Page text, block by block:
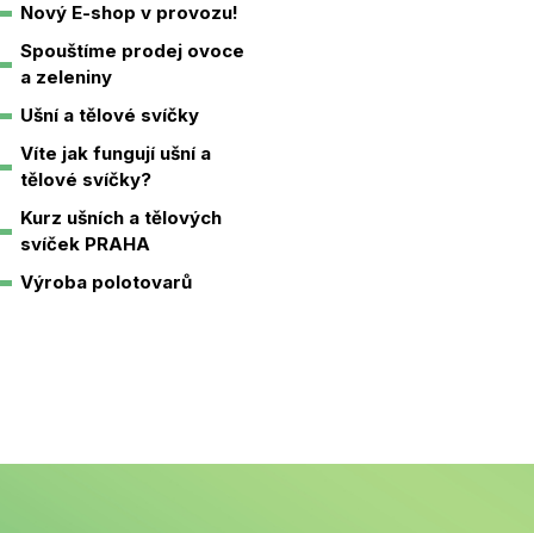
Nový E-shop v provozu!
Spouštíme prodej ovoce
a zeleniny
Ušní a tělové svíčky
Víte jak fungují ušní a
tělové svíčky?
Kurz ušních a tělových
svíček PRAHA
Výroba polotovarů